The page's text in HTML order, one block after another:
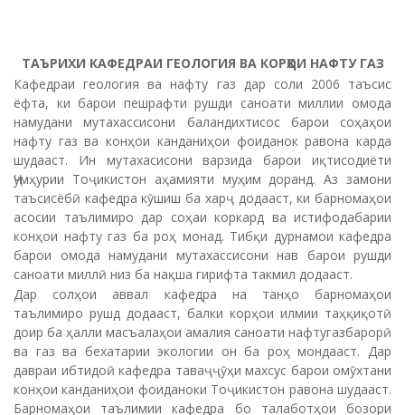
ТАЪРИХИ КАФЕДРАИ ГЕОЛОГИЯ ВА КОРҲОИ НАФТУ ГАЗ
Кафедраи геология ва нафту газ дар соли 2006 таъсис
ёфта, ки барои пешрафти рушди саноати миллии омода
намудани мутахассисони баландихтисос барои соҳаҳои
нафту газ ва конҳои канданиҳои фоиданок равона карда
шудааст. Ин мутахасисони варзида барои иқтисодиёти
Ҷумҳурии Тоҷикистон аҳамияти муҳим доранд. Аз замони
таъсисёбӣ кафедра кӯшиш ба харҷ додааст, ки барномаҳои
асосии таълимиро дар соҳаи коркард ва истифодабарии
конҳои нафту газ ба роҳ монад. Тибқи дурнамои кафедра
барои омода намудани мутахассисони нав барои рушди
саноати миллӣ низ ба нақша гирифта такмил додааст.
Дар солҳои аввал кафедра на танҳо барномаҳои
таълимиро рушд додааст, балки корҳои илмии таҳқиқотӣ
доир ба ҳалли масъалаҳои амалия саноати нафтугазбарорӣ
ва газ ва бехатарии экологии он ба роҳ мондааст. Дар
давраи ибтидоӣ кафедра таваҷҷӯҳи махсус барои омӯхтани
конҳои канданиҳои фоиданоки Тоҷикистон равона шудааст.
Барномаҳои таълимии кафедра бо талаботҳои бозори